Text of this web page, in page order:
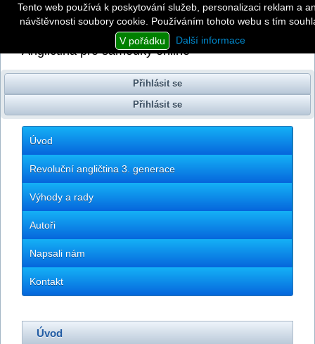
Revoluční angličtina3. generace
Angličtina pro samouky online
Přihlásit se
Přihlásit se
Úvod
Revoluční angličtina 3. generace
Výhody a rady
Autoři
Napsali nám
Kontakt
Úvod
Tento web používá k poskytování služeb, personalizaci reklam a
návštěvnosti soubory cookie. Používáním tohoto webu s tím
V pořádku
Další informace